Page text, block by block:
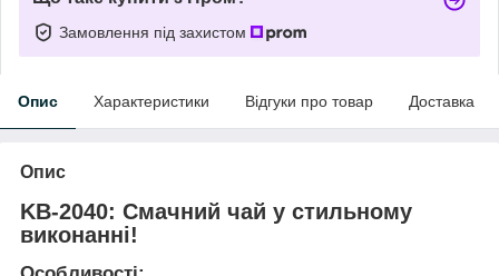
Замовлення під захистом
Опис Характеристики Відгуки про товар Доставка
Опис
KB-2040: Смачний чай у стильному
виконанні!